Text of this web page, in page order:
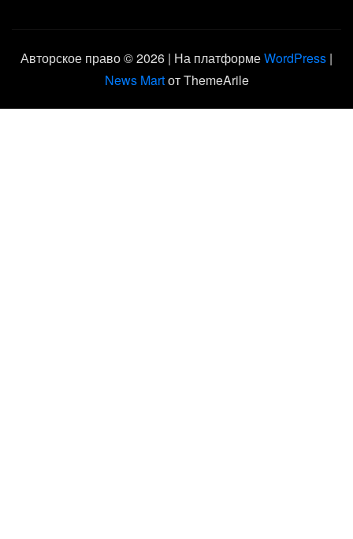
Авторское право © 2026 | На платформеWordPress |
News Martот ThemeArile